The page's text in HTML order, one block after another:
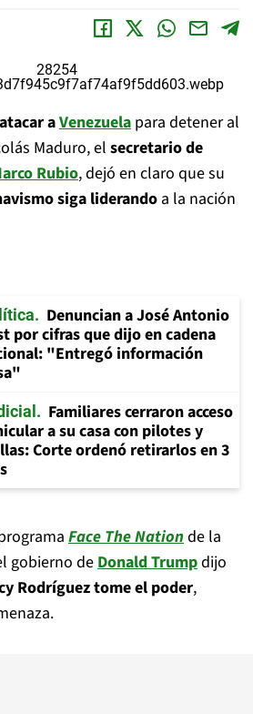
aVenezuela para detener al
Maduro, el secretario de
Rubio, dejó en claro que su
siga liderando a la nación
Denuncian a José Antonio
por cifras que dijo en cadena
"Entregó información
Familiares cerraron acceso
a su casa con pilotes y
Corte ordenó retirarlos en 3
Face The Nationde la
gobierno deDonald Trumpdijo
Rodríguez tome el poder,